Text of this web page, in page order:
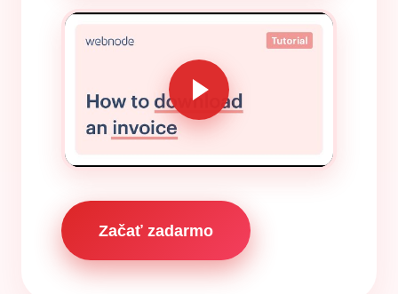
Začať zadarmo